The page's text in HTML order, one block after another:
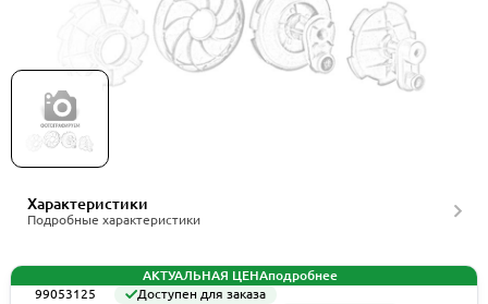
Grundfos Kit, Vacuum Meter f. VGS-141,-143,-145,
артикул 99053125
Характеристики
Подробные характеристики
АКТУАЛЬНАЯ ЦЕНАподробнее
99053125
Доступен для заказа